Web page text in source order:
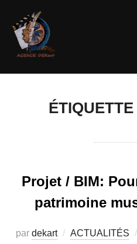
ÉTIQUETTE
Projet / BIM:
patrimoine
par dekart ACTUALITÉS